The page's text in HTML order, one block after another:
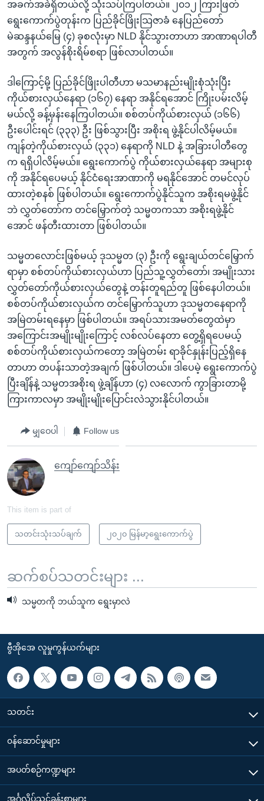
အခက်အခဲရှိတယ်လို့ သုံးသပ်ကြပါတယ်။ ၂၀၁၂ ကြားဖြတ်
ရွေးကောက်ပွဲတုန်းက ပြည်ခိုင်ဖြိုးသြဇာခံ နေပြည်တော်
မဲဆန္ဒနယ်မြေ (၄) ခုစလုံးမှာ NLD နိုင်သွားတာဟာ အာဏာရပါတီ
အတွက် အလွန်စိုးရိမ်စရာ ဖြစ်လာပါတယ်။
ဒါကြောင့်မို့ ပြည်ခိုင်ဖြိုးပါတီဟာ မသမာနည်းမျိုးစုံသုံးပြီး
ကိုယ်စားလှယ်နေရာ (၁၆၇) နေရာ အနိုင်ရအောင် ကြိုးပမ်းလိမ့်
မယ်လို့ ခန့်မှန်းနေကြပါတယ်။ စစ်တပ်ကိုယ်စားလှယ် (၁၆၆)
ဦးပေါင်းရင် (၃၃၃) ဦး ဖြစ်သွားပြီး အစိုးရ ဖွဲ့နိုင်ပါလိမ့်မယ်။
ကျန်တဲ့ကိုယ်စားလှယ် (၃၃၁) နေရာကို NLD နဲ့ အခြားပါတီတွေ
က ရရှိပါလိမ့်မယ်။ ရွေးကောက်ပွဲ ကိုယ်စားလှယ်နေရာ အများစု
ကို အနိုင်ရပေမယ့် နိုင်ငံရေးအာဏာကို မရနိုင်အောင် တမင်လုပ်
ထားတဲ့စနစ် ဖြစ်ပါတယ်။ ရွေးကောက်ပွဲနိုင်သူက အစိုးရမဖွဲ့နိုင်
ဘဲ လွှတ်တော်က တင်မြှောက်တဲ့ သမ္မတကသာ အစိုးရဖွဲ့နိုင်
အောင် ဖန်တီးထားတာ ဖြစ်ပါတယ်။
သမ္မတလောင်းဖြစ်မယ့် ဒုသမ္မတ (၃) ဦးကို ရွေးချယ်တင်မြှောက်
ရာမှာ စစ်တပ်ကိုယ်စားလှယ်ဟာ ပြည်သူ့လွှတ်တော်၊ အမျိုးသား
လွှတ်တော်ကိုယ်စားလှယ်တွေနဲ့ တန်းတူရည်တူ ဖြစ်နေပါတယ်။
စစ်တပ်ကိုယ်စားလှယ်က တင်မြှောက်သူဟာ ဒုသမ္မတနေရာကို
အမြဲတမ်းရနေမှာ ဖြစ်ပါတယ်။ အရပ်သားအမတ်တွေထဲမှာ
အကြောင်းအမျိုးမျိုးကြောင့် လစ်လပ်နေတာ တွေ့ရှိရပေမယ့်
စစ်တပ်ကိုယ်စားလှယ်ကတော့ အမြဲတမ်း ရာခိုင်နှုန်းပြည့်ရှိနေ
တာဟာ တပန်းသာတဲ့အချက် ဖြစ်ပါတယ်။ ဒါပေမဲ့ ရွေးကောက်ပွဲ
ပြီးချိန်နဲ့ သမ္မတအစိုးရ ဖွဲ့ချိန်ဟာ (၄) လလောက် ကွာခြားတာမို့
ကြားကာလမှာ အမျိုးမျိုးပြောင်းလဲသွားနိုင်ပါတယ်။
မျှဝေပါ Follow us
ကျော်ကျော်သိန်း
This item is part of
သတင်းသုံးသပ်ချက် ၂၀၂၀ မြန်မာ့ရွေးကောက်ပွဲ
ဆက်စပ်သတင်းများ ...
သမ္မတကို ဘယ်သူက ရွေးမှာလဲ
ဗွီအိုအေ လူမှုကွန်ယက်များ
သတင်း
၀န်ဆောင်မှုများ
အပတ်စဉ်ကဏ္ဍများ
အင်္ဂလိပ်သင်ခန်းစာများ